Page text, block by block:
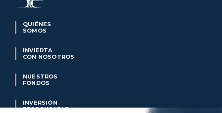
QUIÉNES
SOMOS
INVIERTA
CON NOSOTROS
NUESTROS
FONDOS
INVERSIÓN
RESPONSABLE